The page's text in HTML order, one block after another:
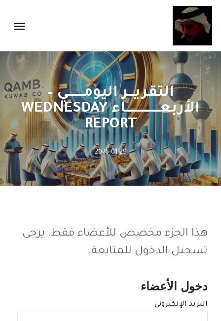
Skip
main
content
التقريـــر اليومــــــــي –
الأربعـــــــــــــــــاء WEDNESDAY
REPORT
2025-01-29
هذا الجزء مخصص للأعضاء فقط. يرجى
تسجيل الدخول للمتابعة.
دخول الأعضاء
البريد الإلكتروني
Menu